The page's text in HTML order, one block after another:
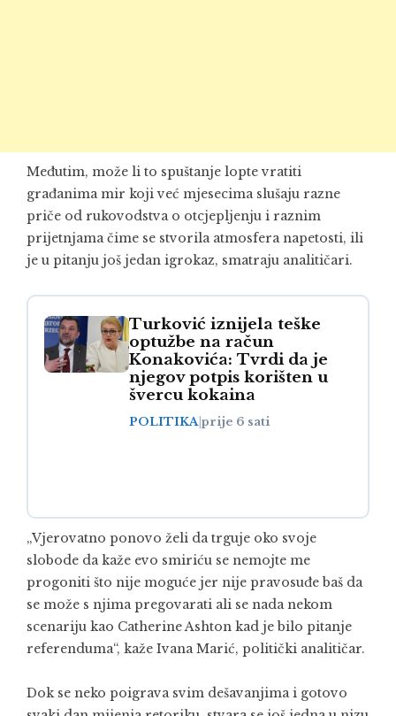
Međutim, može li to spuštanje lopte vratiti
građanima mir koji već mjesecima slušaju razne
priče od rukovodstva o otcjepljenju i raznim
prijetnjama čime se stvorila atmosfera napetosti, ili
je u pitanju još jedan igrokaz, smatraju analitičari.
Turković iznijela teške
optužbe na račun
Konakovića: Tvrdi da je
njegov potpis korišten u
švercu kokaina
POLITIKAprije 6 sati
„Vjerovatno ponovo želi da trguje oko svoje
slobode da kaže evo smiriću se nemojte me
progoniti što nije moguće jer nije pravosuđe baš da
se može s njima pregovarati ali se nada nekom
scenariju kao Catherine Ashton kad je bilo pitanje
referenduma“, kaže Ivana Marić, politički analitičar.
Dok se neko poigrava svim dešavanjima i gotovo